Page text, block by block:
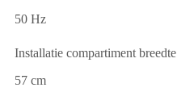
50 Hz
Installatie compartiment breedte
57 cm